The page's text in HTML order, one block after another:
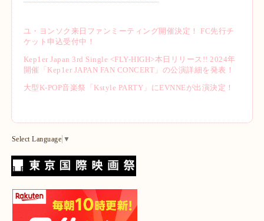
ユ・ヨンソク来日ファンミーティング開催決定！ FC先行チ
ケット申込受付中！
Kep1er Japan 3rd Single <FLY-HIGH>本日リリース!! 2024年
開催「Kep1er JAPAN FAN CONCERT」の公演詳細を発表！
大型K-POP音楽祭「Kstyle PARTY」にEVNNEが出演決定！
Select Language ▼